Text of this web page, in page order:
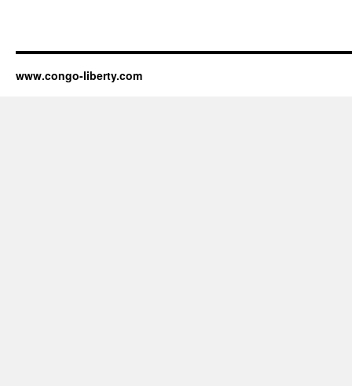
www.congo-liberty.com